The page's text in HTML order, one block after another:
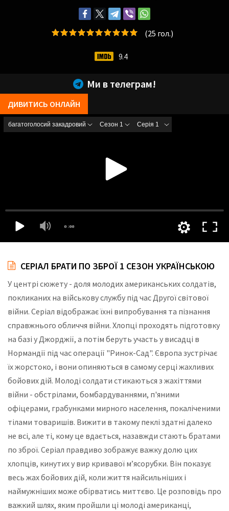
(25 гол.)
9.4
Ми в телеграм!
ДИВИТИСЬ ОНЛАЙН
СЕРІАЛ БРАТИ ПО ЗБРОЇ 1 СЕЗОН УКРАЇНСЬКОЮ
У центрі сюжету - доля молодих американських солдатів,
покликаних на військову службу під час Другої світової
війни. Серіал відображає їхні випробування та пізнання
справжнього обличчя війни. Хлопці проходять підготовку
на базі у Джорджії, а потім беруть участь у висадці в
Нормандії під час операції "Ринок-Сад". Європа зустрічає
їх жорстоко, і вони опиняються в самому серці жахливих
бойових дій. Молоді солдати стикаються з жахіттями
війни - обстрілами, бомбардуваннями, п'яними
офіцерами, грабунками мирного населення, покаліченими
тілами товаришів. Вижити в такому пеклі здатні далеко
не всі, але ті, кому це вдається, назавжди стають братами
по зброї. Серіал правдиво зображує важку долю цих
хлопців, кинутих у вир кривавої м’ясорубки. Він показує
весь жах бойових дій, коли життя найсильніших і
наймужніших може обірватись миттєво. Це розповідь про
важкий шлях, яким пройшли ці молоді американці,